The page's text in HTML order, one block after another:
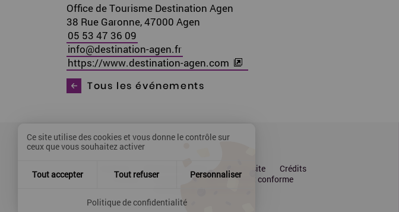
Office de Tourisme Destination Agen
38 Rue Garonne, 47000 Agen
05 53 47 36 09
info@destination-agen.fr
https://www.destination-agen.com
Tous les événements
Contact Mentions légales Plan du site
Crédits
Presse
Accessibilité : partiellement conforme
Ce site utilise des cookies et vous donne le contrôle sur
ceux que vous souhaitez activer
Tout accepter Tout refuser Personnaliser
Politique de confidentialité